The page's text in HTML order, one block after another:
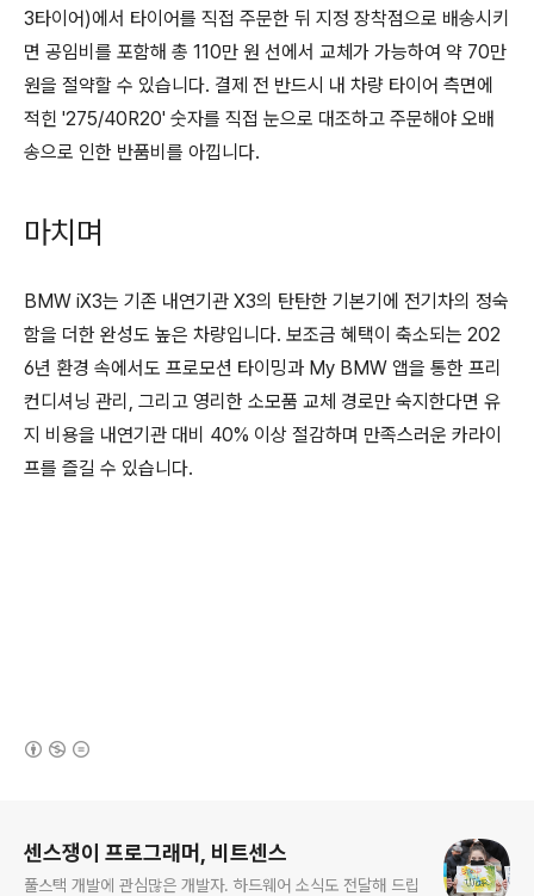
3타이어)에서 타이어를 직접 주문한 뒤 지정 장착점으로 배송시키
면 공임비를 포함해 총 110만 원 선에서 교체가 가능하여 약 70만
원을 절약할 수 있습니다. 결제 전 반드시 내 차량 타이어 측면에
적힌 '275/40R20' 숫자를 직접 눈으로 대조하고 주문해야 오배
송으로 인한 반품비를 아낍니다.
마치며
BMW iX3는 기존 내연기관 X3의 탄탄한 기본기에 전기차의 정숙
함을 더한 완성도 높은 차량입니다. 보조금 혜택이 축소되는 202
6년 환경 속에서도 프로모션 타이밍과 My BMW 앱을 통한 프리
컨디셔닝 관리, 그리고 영리한 소모품 교체 경로만 숙지한다면 유
지 비용을 내연기관 대비 40% 이상 절감하며 만족스러운 카라이
프를 즐길 수 있습니다.
센스쟁이 프로그래머, 비트센스
풀스택 개발에 관심많은 개발자. 하드웨어 소식도 전달해 드립